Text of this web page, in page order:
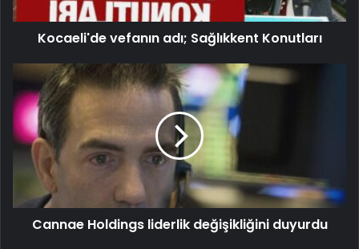
Kocaeli'de vefanın adı; Sağlıkkent Konutları
Cannae Holdings liderlik değişikliğini duyurdu